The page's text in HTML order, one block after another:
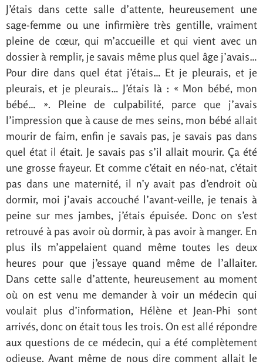
J’étais dans cette salle d’attente, heureusement une
sage-femme ou une infirmière très gentille, vraiment
pleine de cœur, qui m’accueille et qui vient avec un
dossier à remplir, je savais même plus quel âge j’avais…
Pour dire dans quel état j’étais… Et je pleurais, et je
pleurais, et je pleurais… J’étais là : « Mon bébé, mon
bébé… ». Pleine de culpabilité, parce que j’avais
l’impression que à cause de mes seins, mon bébé allait
mourir de faim, enfin je savais pas, je savais pas dans
quel état il était. Je savais pas s’il allait mourir. Ça été
une grosse frayeur. Et comme c’était en néo-nat, c’était
pas dans une maternité, il n’y avait pas d’endroit où
dormir, moi j’avais accouché l’avant-veille, je tenais à
peine sur mes jambes, j’étais épuisée. Donc on s’est
retrouvé à pas avoir où dormir, à pas avoir à manger. En
plus ils m’appelaient quand même toutes les deux
heures pour que j’essaye quand même de l’allaiter.
Dans cette salle d’attente, heureusement au moment
où on est venu me demander à voir un médecin qui
voulait plus d’information, Hélène et Jean-Phi sont
arrivés, donc on était tous les trois. On est allé répondre
aux questions de ce médecin, qui a été complètement
odieuse. Avant même de nous dire comment allait le